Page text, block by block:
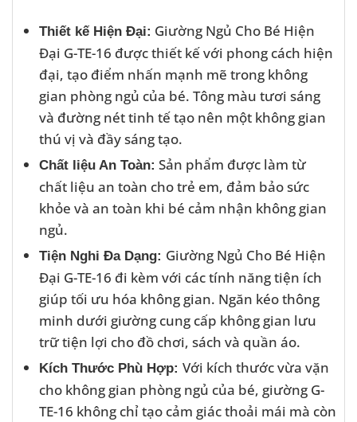
Thiết kế Hiện Đại: Giường Ngủ Cho Bé Hiện
Đại G-TE-16 được thiết kế với phong cách hiện
đại, tạo điểm nhấn mạnh mẽ trong không
gian phòng ngủ của bé. Tông màu tươi sáng
và đường nét tinh tế tạo nên một không gian
thú vị và đầy sáng tạo.
Chất liệu An Toàn: Sản phẩm được làm từ
chất liệu an toàn cho trẻ em, đảm bảo sức
khỏe và an toàn khi bé cảm nhận không gian
ngủ.
Tiện Nghi Đa Dạng: Giường Ngủ Cho Bé Hiện
Đại G-TE-16 đi kèm với các tính năng tiện ích
giúp tối ưu hóa không gian. Ngăn kéo thông
minh dưới giường cung cấp không gian lưu
trữ tiện lợi cho đồ chơi, sách và quần áo.
Kích Thước Phù Hợp: Với kích thước vừa vặn
cho không gian phòng ngủ của bé, giường G-
TE-16 không chỉ tạo cảm giác thoải mái mà còn